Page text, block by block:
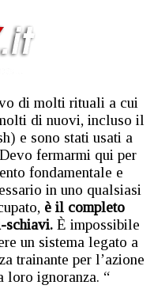
di molti rituali a cui
di nuovi, incluso il
e sono stati usati a
fermarmi qui per
fondamentale e
in uno qualsiasi
è il completo
schiavi.È impossibile
un sistema legato a
trainante per l’azione
loro ignoranza. “